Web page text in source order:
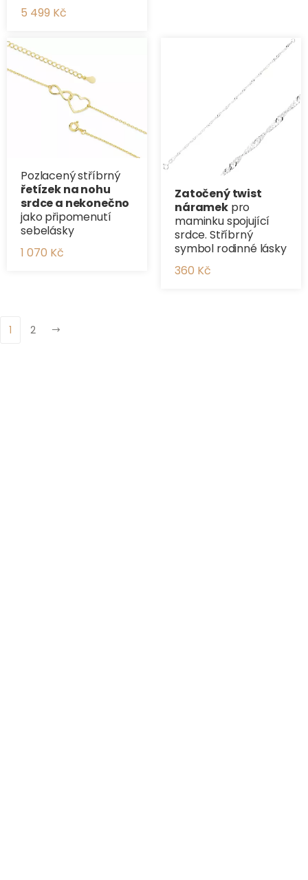
5 499 Kč
Pozlacený stříbrný
řetízek na nohu
srdce a nekonečno
jako připomenutí
sebelásky
1 070 Kč
Zatočený twist
náramekpro
maminku spojující
srdce. Stříbrný
symbol rodinné lásky
360 Kč
1 2